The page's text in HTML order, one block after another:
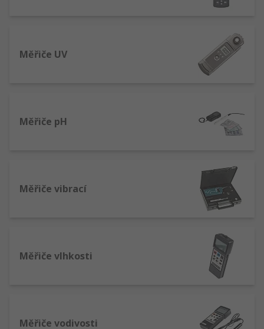
Měřiče UV
Měřiče pH
Měřiče vibrací
Měřiče vlhkosti
Měřiče vodivosti